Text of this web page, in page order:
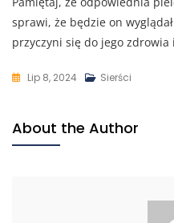
sprawi, że będzie on
przyczyni się do jego zdrowia
Lip 8, 2024 Sierści
About the Author